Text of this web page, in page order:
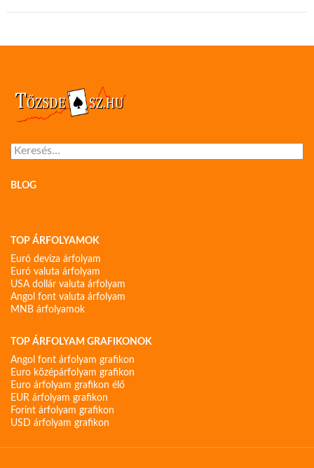
Keresés:
BLOG
TOP ÁRFOLYAMOK
Euró deviza árfolyam
Euró valuta árfolyam
USA dollár valuta árfolyam
Angol font valuta árfolyam
MNB árfolyamok
TOP ÁRFOLYAM GRAFIKONOK
Angol font árfolyam grafikon
Euro középárfolyam grafikon
Euro árfolyam grafikon élő
EUR árfolyam grafikon
Forint árfolyam grafikon
USD árfolyam grafikon